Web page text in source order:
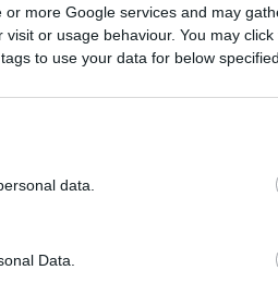
more Google services and may
or usage behaviour. You may
to use your data for below
data.
Data.
Geertruida szintén a
a Feyenoordban, a
főleg a hátsó alakzat
vagy védekező
meg a West Ham-
A labdarúgó már hétszer
csapatánál.